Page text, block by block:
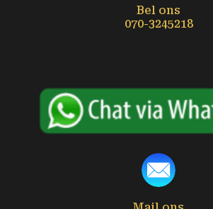
Bel ons
070-3245218